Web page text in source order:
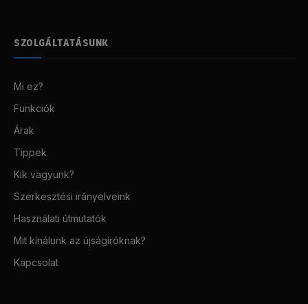
SZOLGÁLTATÁSUNK
Mi ez?
Funkciók
Árak
Tippek
Kik vagyunk?
Szerkesztési irányelveink
Használati útmutatók
Mit kínálunk az újságíróknak?
Kapcsolat